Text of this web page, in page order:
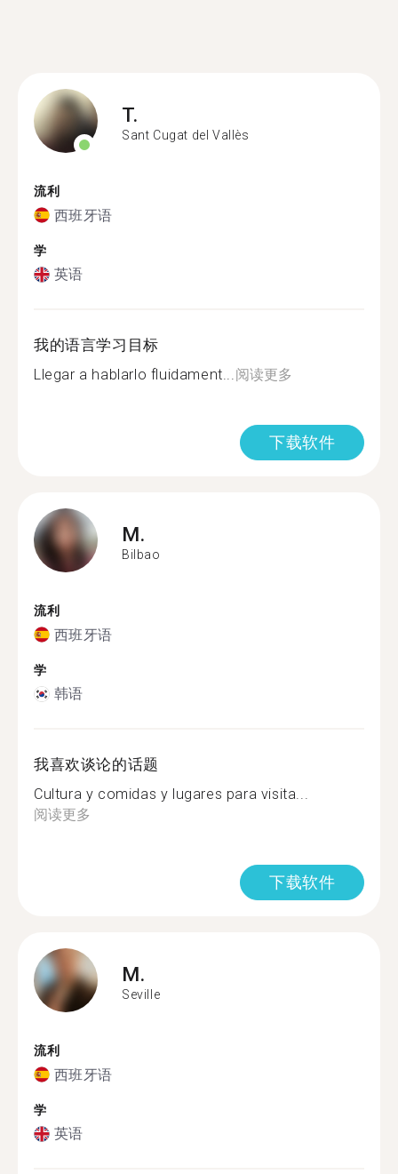
T.
Sant Cugat del Vallès
流利
西班牙语
学
英语
我的语言学习目标
Llegar a hablarlo fluidament...阅读更多
下载软件
M.
Bilbao
流利
西班牙语
学
韩语
我喜欢谈论的话题
Cultura y comidas y lugares para visita...
阅读更多
下载软件
M.
Seville
流利
西班牙语
学
英语